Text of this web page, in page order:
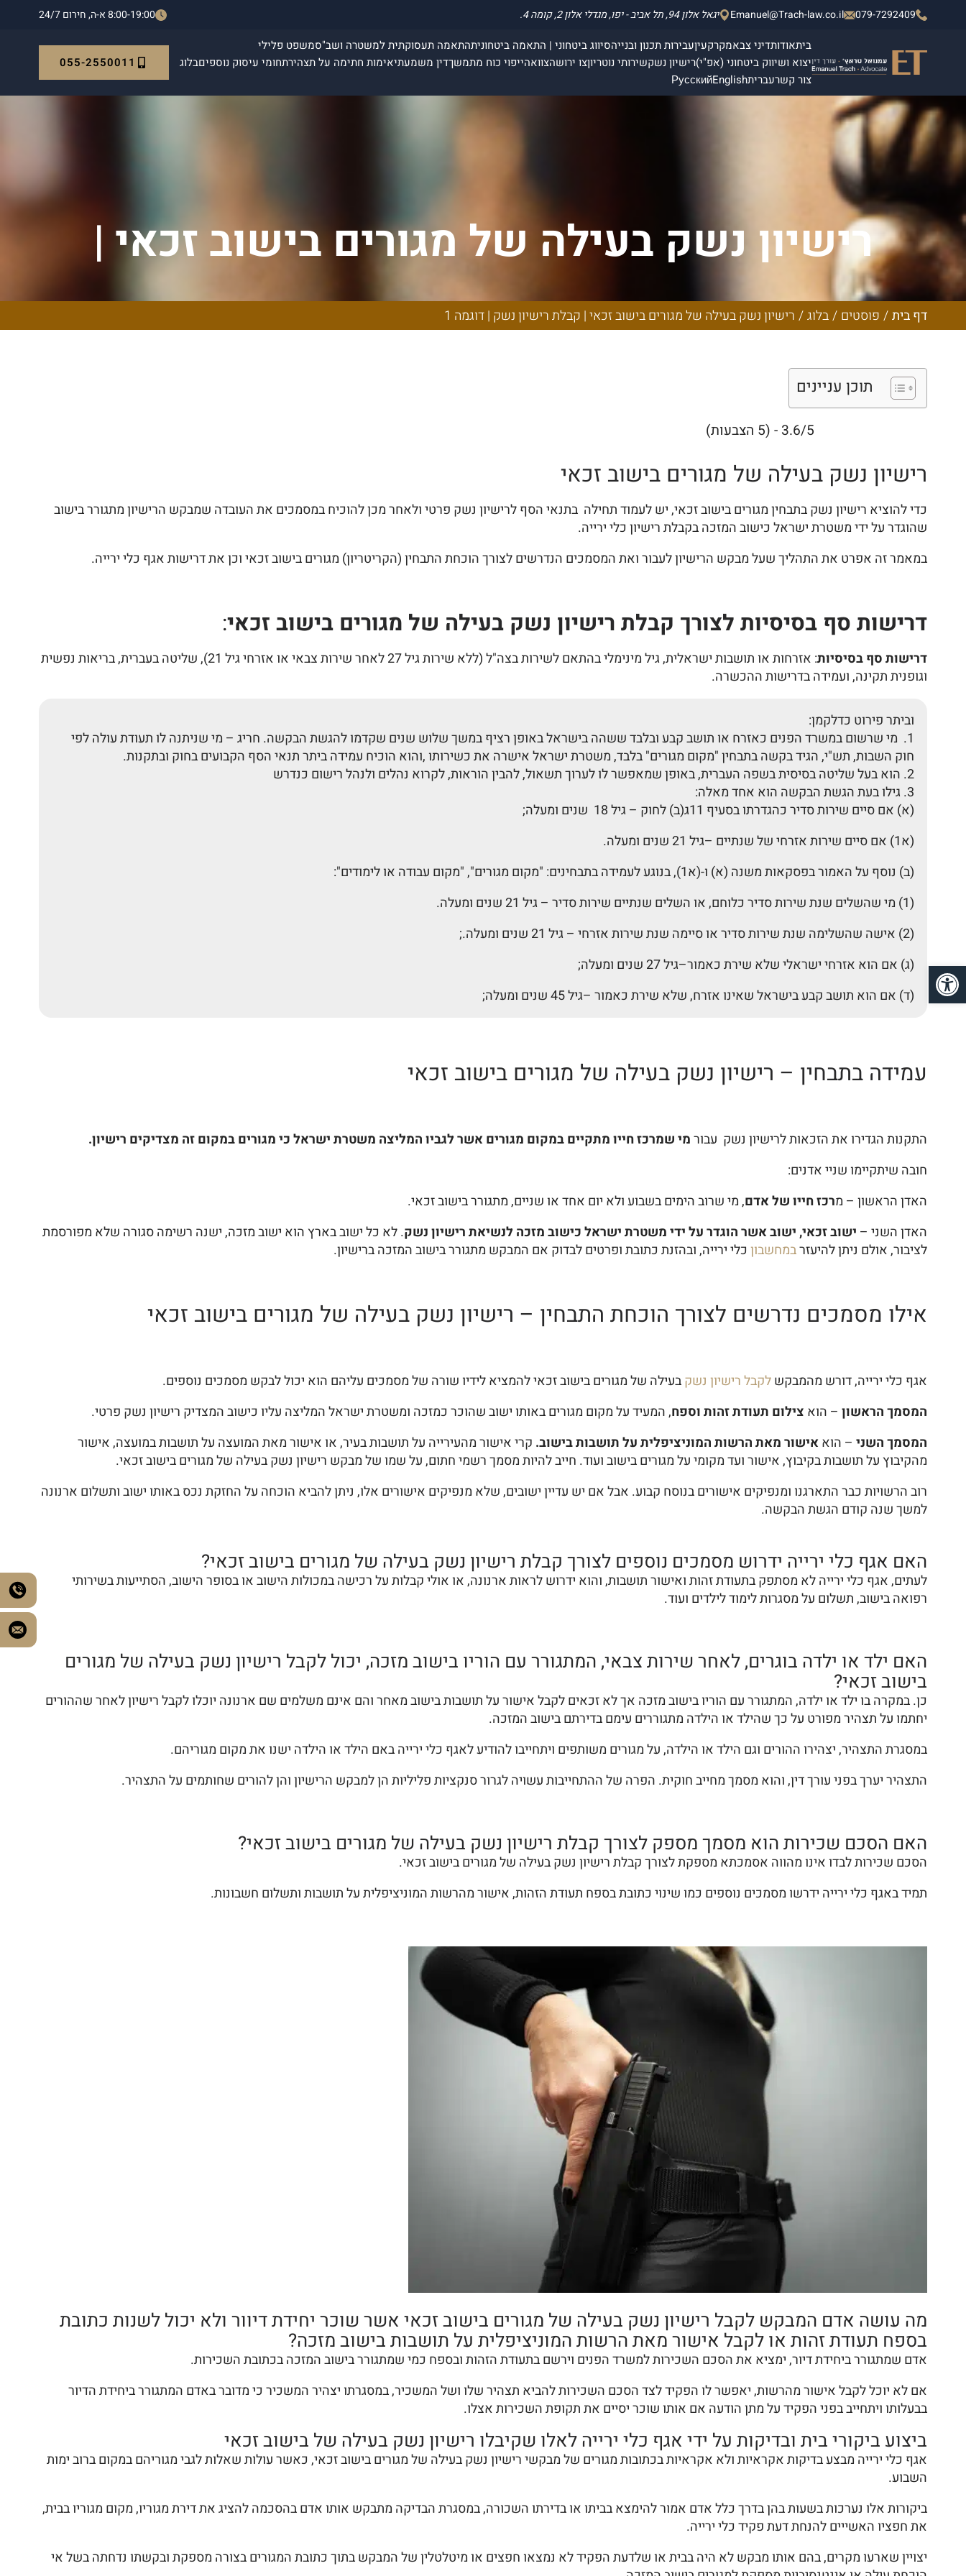
079-7292409
Emanuel@Trach-law.co.il יגאל אלון 94, תל אביב - יפו, מגדלי אלון 2, קומה 4. 8:00-19:00 א-ה, חירום 24/7
ביתאודותדיני צבאמקרקעיןעבירות תכנון ובנייהסיווג ביטחוני | התאמה ביטחוניתהתאמה תעסוקתית למשטרה ושב"סמשפט פלילי
יצוא ושיווק ביטחוני (אפ"י)רישיון נשקשירותי נוטריוןצו ירושהצוואהייפוי כוח מתמשךדין משמעתיאימות חתימה על תצהירתחומי עיסוק נוספיםבלוג
צור קשרעבריתEnglish
Русский
055-2550011
רישיון נשק בעילה של מגורים בישוב זכאי |
קבלת רישיון נשק | דוגמה 1 דף בית/ פוסטים /בלוג/ רישיון נשק בעילה של מגורים בישוב זכאי | קבלת רישיון נשק | דוגמה 1
תוכן עניינים
3.6/5 - (5 הצבעות)
רישיון נשק בעילה של מגורים בישוב זכאי
כדי להוציא רישיון נשק בתבחין מגורים בישוב זכאי, יש לעמוד תחילה בתנאי הסף לרישיון נשק פרטי ולאחר מכן להוכיח במסמכים את העובדה שמבקש הרישיון מתגורר בישוב
שהוגדר על ידי משטרת ישראל כישוב המזכה בקבלת רישיון כלי ירייה.
במאמר זה אפרט את התהליך שעל מבקש הרישיון לעבור ואת המסמכים הנדרשים לצורך הוכחת התבחין (הקריטריון) מגורים בישוב זכאי וכן את דרישות אגף כלי ירייה.
דרישות סף בסיסיות לצורך קבלת רישיון נשק בעילה של מגורים בישוב זכאי:
דרישות סף בסיסיות
: אזרחות או תושבות ישראלית, גיל מינימלי בהתאם לשירות בצה"ל (ללא שירות גיל 27 לאחר שירות צבאי או אזרחי גיל 21), שליטה בעברית, בריאות נפשית
וגופנית תקינה, ועמידה בדרישות ההכשרה.
וביתר פירוט כדלקמן:
מי שרשום במשרד הפנים כאזרח או תושב קבע ובלבד ששהה בישראל באופן רציף במשך שלוש שנים שקדמו להגשת הבקשה. חריג – מי שניתנה לו תעודת עולה לפי
חוק השבות, תש"י, הגיד בקשה בתבחין "מקום מגורים" בלבד, משטרת ישראל אישרה את כשירותו ,והוא הוכיח עמידה ביתר תנאי הסף הקבועים בחוק ובתקנות.
הוא בעל שליטה בסיסית בשפה העברית, באופן שמאפשר לו לערוך תשאול, להבין הוראות, לקרוא נהלים ולנהל רישום כנדרש
גילו בעת הגשת הבקשה הוא אחד מאלה:
(א) אם סיים שירות סדיר כהגדרתו בסעיף 11ג(ב) לחוק – גיל 18 שנים ומעלה;
(א1) אם סיים שירות אזרחי של שנתיים –גיל 21 שנים ומעלה.
(ב) נוסף על האמור בפסקאות משנה (א) ו-(א1), בנוגע לעמידה בתבחינים: "מקום מגורים", "מקום עבודה או לימודים":
(1) מי שהשלים שנת שירות סדיר כלוחם, או השלים שנתיים שירות סדיר – גיל 21 שנים ומעלה.
(2) אישה שהשלימה שנת שירות סדיר או סיימה שנת שירות אזרחי – גיל 21 שנים ומעלה.;
(ג) אם הוא אזרחי ישראלי שלא שירת כאמור–גיל 27 שנים ומעלה;
(ד) אם הוא תושב קבע בישראל שאינו אזרח, שלא שירת כאמור –גיל 45 שנים ומעלה;
עמידה בתבחין – רישיון נשק בעילה של מגורים בישוב זכאי
התקנות הגדירו את הזכאות לרישיון נשק עבורמי שמרכז חייו מתקיים במקום מגורים אשר לגביו המליצה משטרת ישראל כי מגורים במקום זה מצדיקים רישיון.
חובה שיתקיימו שניי אדנים:
האדן הראשון – מרכז חייו של אדם, מי שרוב הימים בשבוע ולא יום אחד או שניים, מתגורר בישוב זכאי.
האדן השני – ישוב זכאי, ישוב אשר הוגדר על ידי משטרת ישראל כישוב מזכה לנשיאת רישיון נשק. לא כל ישוב בארץ הוא ישוב מזכה, ישנה רשימה סגורה שלא מפורסמת
לציבור, אולם ניתן להיעזרבמחשבוןכלי ירייה, ובהזנת כתובת ופרטים לבדוק אם המבקש מתגורר בישוב המזכה ברישיון.
אילו מסמכים נדרשים לצורך הוכחת התבחין – רישיון נשק בעילה של מגורים בישוב זכאי
אגף כלי ירייה, דורש מהמבקשלקבל רישיון נשקבעילה של מגורים בישוב זכאי להמציא לידיו שורה של מסמכים עליהם הוא יכול לבקש מסמכים נוספים.
המסמך הראשון– הוא צילום תעודת זהות וספח, המעיד על מקום מגורים באותו ישוב שהוכר כמזכה ומשטרת ישראל המליצה עליו כישוב המצדיק רישיון נשק פרטי.
המסמך השני– הואאישור מאת הרשות המוניציפלית על תושבות בישוב. קרי אישור מהעירייה על תושבות בעיר, או אישור מאת המועצה על תושבות במועצה, אישור
מהקיבוץ על תושבות בקיבוץ, אישור ועד מקומי על מגורים בישוב ועוד. חייב להיות מסמך רשמי חתום, על שמו של מבקש רישיון נשק בעילה של מגורים בישוב זכאי.
רוב הרשויות כבר התארגנו ומנפיקים אישורים בנוסח קבוע. אבל אם יש עדיין ישובים, שלא מנפיקים אישורים אלו, ניתן להביא הוכחה על החזקת נכס באותו ישוב ותשלום ארנונה
למשך שנה קודם הגשת הבקשה.
האם אגף כלי ירייה ידרוש מסמכים נוספים לצורך קבלת רישיון נשק בעילה של מגורים בישוב זכאי?
לעתים, אגף כלי ירייה לא מסתפק בתעודת זהות ואישור תושבות, והוא ידרוש לראות ארנונה, או אולי קבלות על רכישה במכולות הישוב או בסופר הישוב, הסתייעות בשירותי
רפואה בישוב, תשלום על מסגרות לימוד לילדים ועוד.
האם ילד או ילדה בוגרים, לאחר שירות צבאי, המתגורר עם הוריו בישוב מזכה, יכול לקבל רישיון נשק בעילה של מגורים
בישוב זכאי?
כן. במקרה בו ילד או ילדה, המתגורר עם הוריו בישוב מזכה אך לא זכאים לקבל אישור על תושבות בישוב מאחר והם אינם משלמים שם ארנונה יוכלו לקבל רישיון לאחר שההורים
יחתמו על תצהיר מפורט על כך שהילד או הילדה מתגוררים עימם בדירתם בישוב המזכה.
במסגרת התצהיר, יצהירו ההורים וגם הילד או הילדה, על מגורים משותפים ויתחייבו להודיע לאגף כלי ירייה באם הילד או הילדה ישנו את מקום מגוריהם.
התצהיר יערך בפני עורך דין, והוא מסמך מחייב חוקית. הפרה של ההתחייבות עשויה לגרור סנקציות פליליות הן למבקש הרישיון והן להורים שחותמים על התצהיר.
האם הסכם שכירות הוא מסמך מספק לצורך קבלת רישיון נשק בעילה של מגורים בישוב זכאי?
הסכם שכירות לבדו אינו מהווה אסמכתא מספקת לצורך קבלת רישיון נשק בעילה של מגורים בישוב זכאי.
תמיד באגף כלי ירייה ידרשו מסמכים נוספים כמו שינוי כתובת בספח תעודת הזהות, אישור מהרשות המוניציפלית על תושבות ותשלום חשבונות.
מה עושה אדם המבקש לקבל רישיון נשק בעילה של מגורים בישוב זכאי אשר שוכר יחידת דיוור ולא יכול לשנות כתובת
בספח תעודת זהות או לקבל אישור מאת הרשות המוניציפלית על תושבות בישוב מזכה?
אדם שמתגורר ביחידת דיור, ימציא את הסכם השכירות למשרד הפנים וירשם בתעודת הזהות ובספח כמי שמתגורר בישוב המזכה בכתובת השכירות.
אם לא יוכל לקבל אישור מהרשות, יאפשר לו הפקיד לצד הסכם השכירות להביא תצהיר שלו ושל המשכיר, במסגרתו יצהיר המשכיר כי מדובר באדם המתגורר ביחידת הדיור
בבעלותו ויתחייב בפני הפקיד על מתן הודעה אם אותו שוכר יסיים את תקופת השכירות אצלו.
ביצוע ביקורי בית ובדיקות על ידי אגף כלי ירייה לאלו שקיבלו רישיון נשק בעילה של בישוב זכאי
אגף כלי ירייה מבצע בדיקות אקראיות ולא אקראיות בכתובות מגורים של מבקשי רישיון נשק בעילה של מגורים בישוב זכאי, כאשר עולות שאלות לגבי מגוריהם במקום ברוב ימות
השבוע.
ביקורות אלו נערכות בשעות בהן בדרך כלל אדם אמור להימצא בביתו או בדירתו השכורה, במסגרת הבדיקה מתבקש אותו אדם בהסכמה להציג את דירת מגוריו, מקום מגוריו בבית,
את חפציו האשייים להנחת דעת פקיד כלי ירייה.
יצויין שארעו מקרים, בהם אותו מבקש לא היה בבית או שלדעת הפקיד לא נמצאו חפצים או מיטלטלין של המבקש בתוך כתובת המגורים בצורה מספקת ובקשתו נדחתה בשל אי
פתח סרגל נגישות